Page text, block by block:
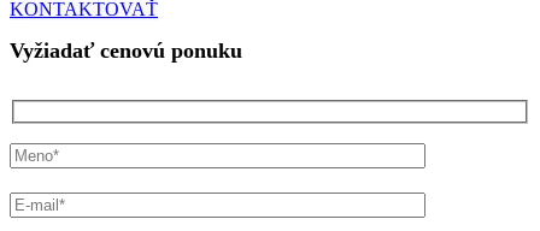
KONTAKTOVAŤ
Vyžiadať cenovú ponuku